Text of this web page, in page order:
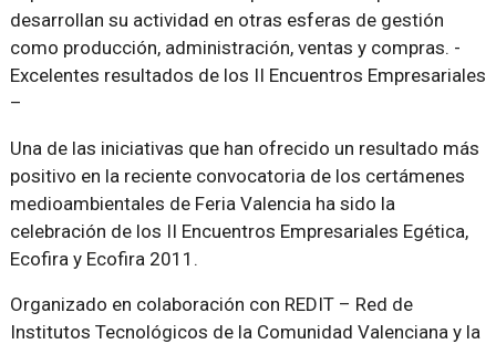
desarrollan su actividad en otras esferas de gestión
como producción, administración, ventas y compras. -
Excelentes resultados de los II Encuentros Empresariales
–
Una de las iniciativas que han ofrecido un resultado más
positivo en la reciente convocatoria de los certámenes
medioambientales de Feria Valencia ha sido la
celebración de los II Encuentros Empresariales Egética,
Ecofira y Ecofira 2011.
Organizado en colaboración con REDIT – Red de
Institutos Tecnológicos de la Comunidad Valenciana y la